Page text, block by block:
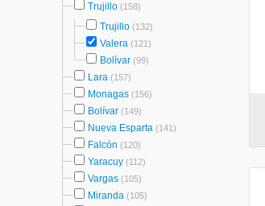
Trujillo (158)
Trujillo (132)
Valera (121)
Bolívar (99)
Lara (157)
Monagas (156)
Bolívar (149)
Nueva Esparta (141)
Falcón (120)
Yaracuy (112)
Vargas (105)
Miranda (105)